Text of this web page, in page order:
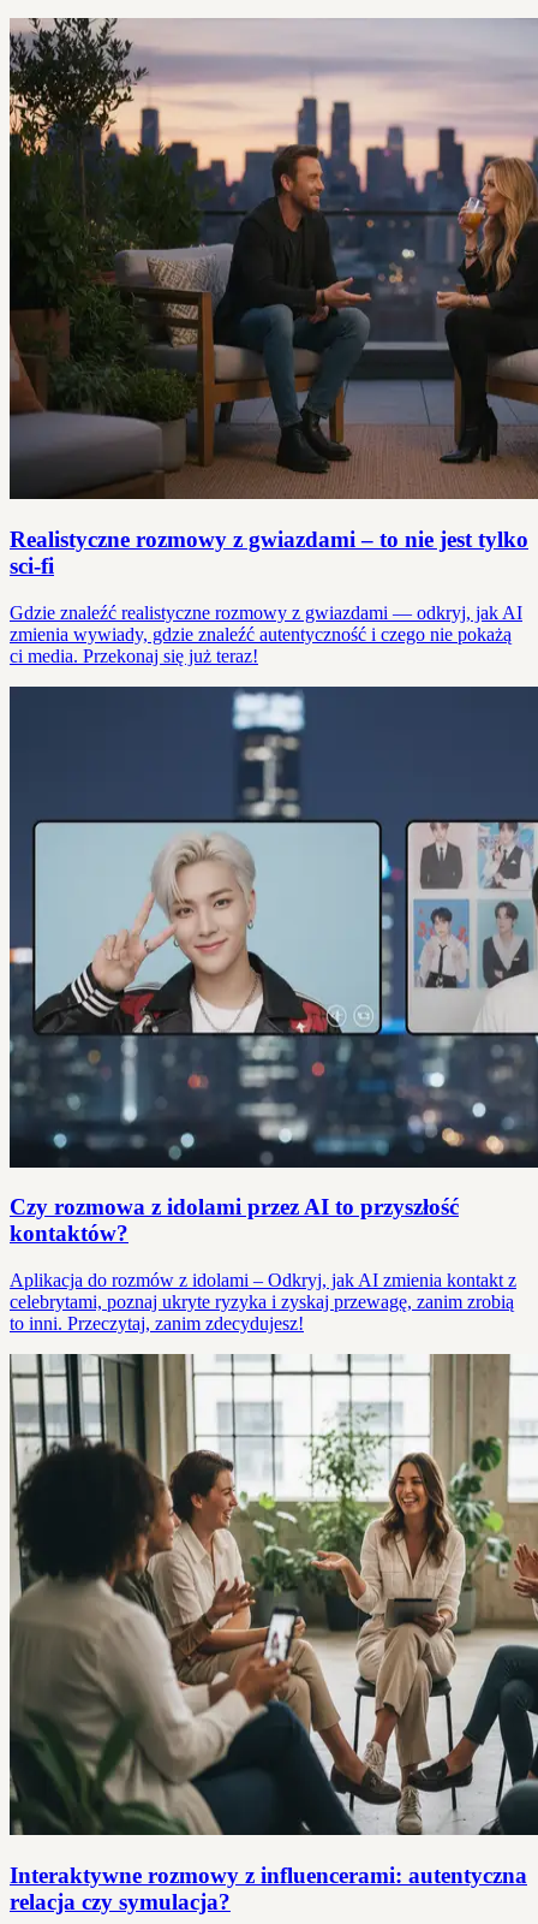
Realistyczne rozmowy z gwiazdami – to nie jest tylko
sci-fi
Gdzie znaleźć realistyczne rozmowy z gwiazdami — odkryj, jak AI
zmienia wywiady, gdzie znaleźć autentyczność i czego nie pokażą
ci media. Przekonaj się już teraz!
Czy rozmowa z idolami przez AI to przyszłość
kontaktów?
Aplikacja do rozmów z idolami – Odkryj, jak AI zmienia kontakt z
celebrytami, poznaj ukryte ryzyka i zyskaj przewagę, zanim zrobią
to inni. Przeczytaj, zanim zdecydujesz!
Interaktywne rozmowy z influencerami: autentyczna
relacja czy symulacja?